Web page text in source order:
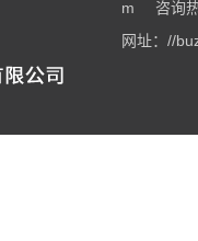
m
咨询
网址：//